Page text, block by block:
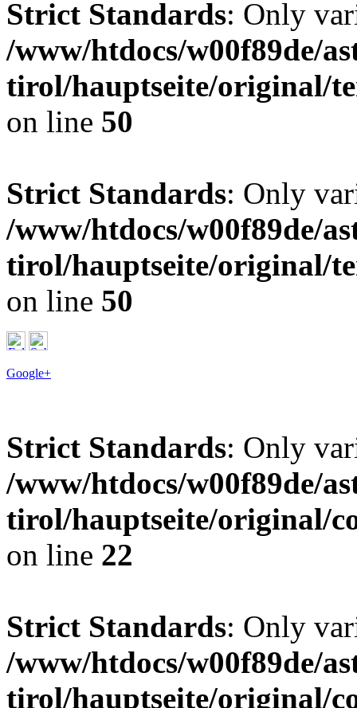
Strict Standards: Only
/www/htdocs/w00f89de/
tirol/hauptseite/original/
on line 50
Strict Standards: Only
/www/htdocs/w00f89de/
tirol/hauptseite/original/
on line 50
Google+
Strict Standards: Only
/www/htdocs/w00f89de/
tirol/hauptseite/original/
on line 22
Strict Standards: Only
/www/htdocs/w00f89de/
tirol/hauptseite/original/